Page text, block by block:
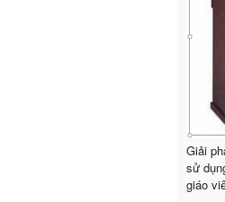
Giải
sử
giáo